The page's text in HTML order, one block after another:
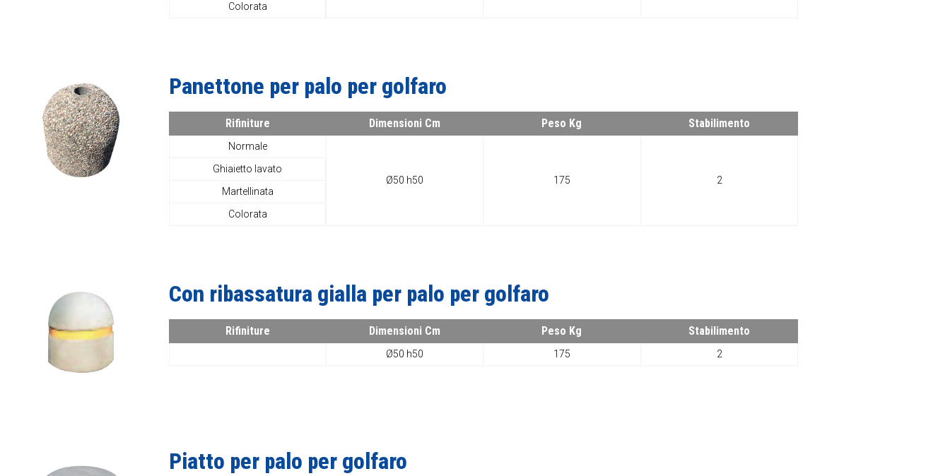
Colorata
Panettone per palo per golfaro
Rifiniture Dimensioni Cm Peso Kg Stabilimento
Normale
Ø50 h50 175 2
Ghiaietto lavato
Martellinata
Colorata
Con ribassatura gialla per palo per golfaro
Rifiniture Dimensioni Cm Peso Kg Stabilimento
Ø50 h50 175 2
Piatto per palo per golfaro